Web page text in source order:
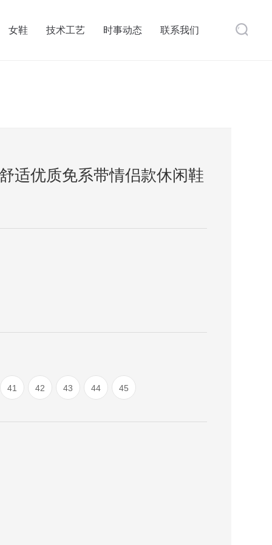
女鞋 技术工艺 时事动态 联系我们
适优质免系带情侣款休闲鞋
41 42 43 44 45